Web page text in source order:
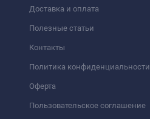
Доставка и оплата
Полезные статьи
Контакты
Политика конфиденциальности
Оферта
Пользовательское соглашение